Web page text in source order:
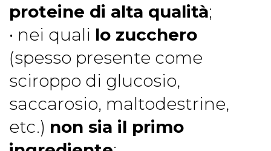
proteine di alta qualità;
• nei quali lo zucchero
(spesso presente come
sciroppo di glucosio,
saccarosio, maltodestrine,
etc.) non sia il primo